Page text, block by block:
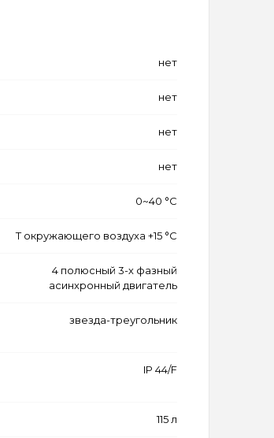
нет
нет
нет
нет
0~40 °C
Т окружающего воздуха +15 °C
4 полюсный 3-х фазный
асинхронный двигатель
звезда-треугольник
IP 44/F
115 л